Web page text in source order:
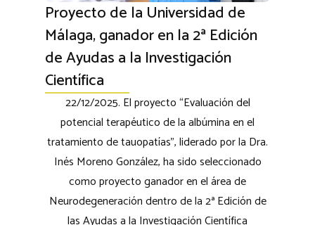
Proyecto de la Universidad de
Málaga, ganador en la 2ª Edición
de Ayudas a la Investigación
Científica
22/12/2025. El proyecto “Evaluación del
potencial terapéutico de la albúmina en el
tratamiento de tauopatías”, liderado por la Dra.
Inés Moreno González, ha sido seleccionado
como proyecto ganador en el área de
Neurodegeneración dentro de la 2ª Edición de
las Ayudas a la Investigación Científica